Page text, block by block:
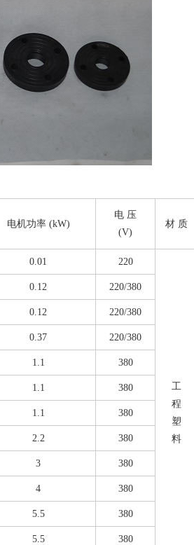
电机功率 (kW)
电 压
(V)
材 质
0.01 220
工
程
塑
料
0.12 220/380
0.12 220/380
0.37 220/380
1.1 380
1.1 380
1.1 380
2.2 380
3 380
4 380
5.5 380
5.5 380